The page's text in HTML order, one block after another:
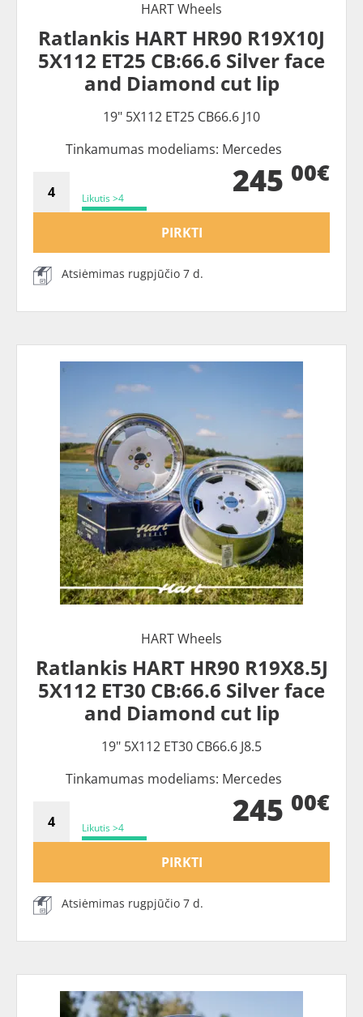
HART Wheels
Ratlankis HART HR90 R19X10J
5X112 ET25 CB:66.6 Silver face
and Diamond cut lip
19" 5X112 ET25 CB66.6 J10
Tinkamumas modeliams: Mercedes
Likutis >4 245 00€
PIRKTI
Atsiėmimas rugpjūčio 7 d.
HART Wheels
Ratlankis HART HR90 R19X8.5J
5X112 ET30 CB:66.6 Silver face
and Diamond cut lip
19" 5X112 ET30 CB66.6 J8.5
Tinkamumas modeliams: Mercedes
Likutis >4 245 00€
PIRKTI
Atsiėmimas rugpjūčio 7 d.